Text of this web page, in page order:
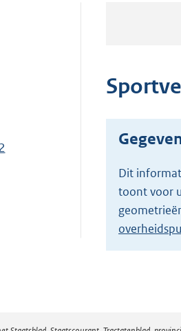
Dit
toont voor